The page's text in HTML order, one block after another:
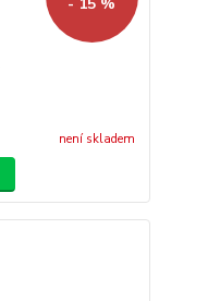
není skladem